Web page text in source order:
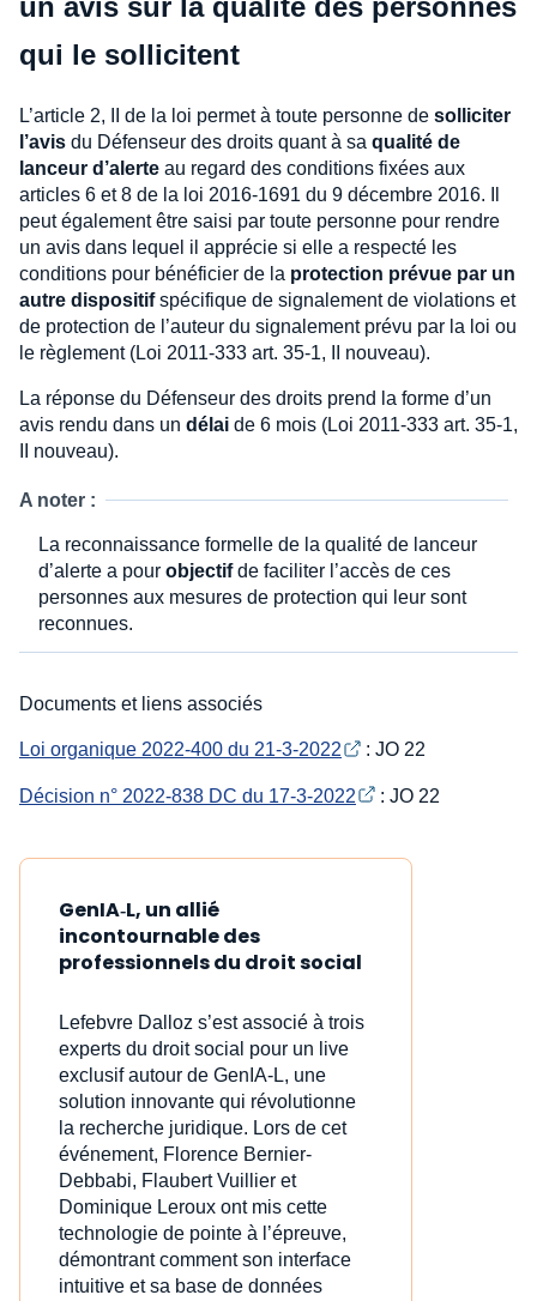
un avis sur la qualité des personnes
qui le sollicitent
L’article 2, II de la loi permet à toute personne de solliciter
l’avis du Défenseur des droits quant à sa qualité de
lanceur d’alerte au regard des conditions fixées aux
articles 6 et 8 de la loi 2016‑1691 du 9 décembre 2016. Il
peut également être saisi par toute personne pour rendre
un avis dans lequel il apprécie si elle a respecté les
conditions pour bénéficier de la protection prévue par un
autre dispositifspécifique de signalement de violations et
de protection de l’auteur du signalement prévu par la loi ou
le règlement (Loi 2011-333 art. 35-1, II nouveau).
La réponse du Défenseur des droits prend la forme d’un
avis rendu dans un délai de 6 mois (Loi 2011-333 art. 35-1,
II nouveau).
A noter :
La reconnaissance formelle de la qualité de lanceur
d’alerte a pour objectifde faciliter l’accès de ces
personnes aux mesures de protection qui leur sont
reconnues.
Documents et liens associés
Loi organique 2022-400 du 21-3-2022 : JO 22
Décision n° 2022-838 DC du 17-3-2022 : JO 22
GenIA‑L, un allié
incontournable des
professionnels du droit social
Lefebvre Dalloz s’est associé à trois
experts du droit social pour un live
exclusif autour de GenIA‑L, une
solution innovante qui révolutionne
la recherche juridique. Lors de cet
événement, Florence Bernier-
Debbabi, Flaubert Vuillier et
Dominique Leroux ont mis cette
technologie de pointe à l’épreuve,
démontrant comment son interface
intuitive et sa base de données